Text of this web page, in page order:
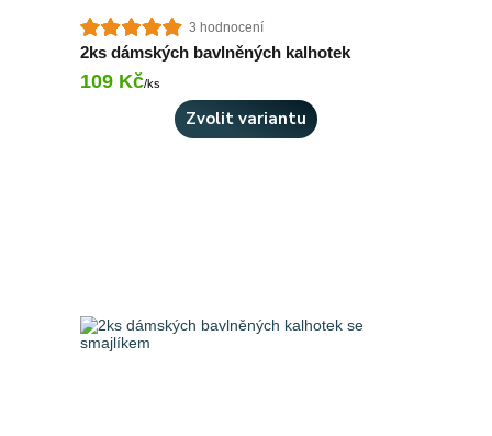
3 hodnocení
2ks dámských bavlněných kalhotek
109 Kč/ks
Zvolit variantu